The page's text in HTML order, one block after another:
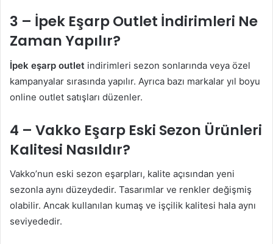
3 – İpek Eşarp Outlet İndirimleri Ne
Zaman Yapılır?
İpek eşarp outlet indirimleri sezon sonlarında veya özel
kampanyalar sırasında yapılır. Ayrıca bazı markalar yıl boyu
online outlet satışları düzenler.
4 – Vakko Eşarp Eski Sezon Ürünleri
Kalitesi Nasıldır?
Vakko’nun eski sezon eşarpları, kalite açısından yeni
sezonla aynı düzeydedir. Tasarımlar ve renkler değişmiş
olabilir. Ancak kullanılan kumaş ve işçilik kalitesi hala aynı
seviyededir.